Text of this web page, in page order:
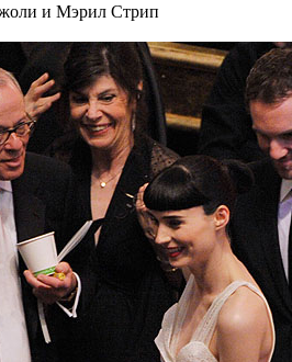
и Мэрил Стрип